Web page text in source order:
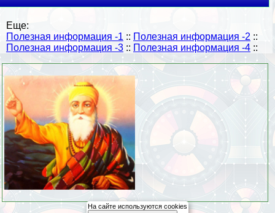
Еще:
Полезная информация -1 :: Полезная информация -2 ::
Полезная информация -3 :: Полезная информация -4 ::
На сайте используются cookies